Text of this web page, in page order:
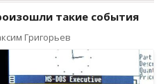
такие события
Григорьев